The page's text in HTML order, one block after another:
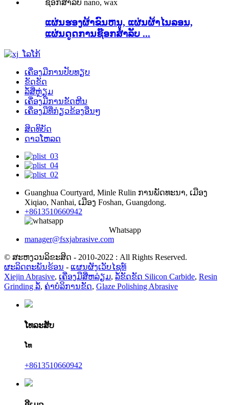
ແຜ່ນຮອງຜ້າຂົນຫນູ, ແຜ່ນຜ້າໄນລອນ,
ແຜ່ນດູດການຊ໊ອກສໍາລັບ ...
ເຄື່ອງມືການປັບທຽບ
ຂັດຂັດ
ລໍ້ສີ່ຫຼ່ຽມ
ເຄື່ອງ​ມື​ການ​ຂັດ​ຫີນ​
ເຄື່ອງມືທີ່ກ່ຽວຂ້ອງອື່ນໆ
ສິດທິບັດ
ດາວໂຫລດ
Guanghua Courtyard​, Minle Rulin ການ​ພັດ​ທະ​ນາ​, ເມືອງ
Xiqiao​, Nanhai​, ເມືອງ Foshan​, Guangdong​.
+8613510660942
Whatsapp
manager@fsxjabrasive.com
© ສະຫງວນລິຂະສິດ - 2010-2022 : All Rights Reserved.
ຜະລິດຕະພັນຮ້ອນ - ແຜນຜັງເວັບໄຊທ໌
Xiejin Abrasive, ເຄື່ອງມືສີ່ຫລ່ຽມ, ລໍ້ຂັດຂັດ Silicon Carbide, Resin
Grinding ລໍ້, ຄ່າບໍລິການຂັດ, Glaze Polishing Abrasive
ໂທລະສັບ
ໂທ
+8613510660942